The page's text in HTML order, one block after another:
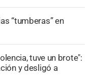
“tumberas” en
tuve un brote":
y desligó a